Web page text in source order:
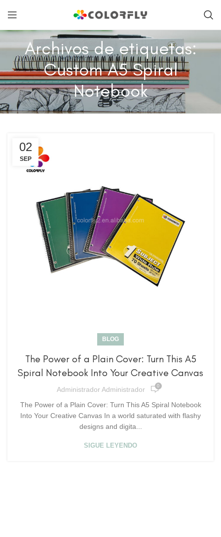
Archivos de etiquetas:
Custom A5 Spiral
Notebook
02
SEP
BLOG
The Power of a Plain Cover: Turn This A5
Spiral Notebook Into Your Creative Canvas
Administrador Administrador 0
The Power of a Plain Cover: Turn This A5 Spiral Notebook
Into Your Creative Canvas In a world saturated with flashy
designs and digita...
SIGUE LEYENDO